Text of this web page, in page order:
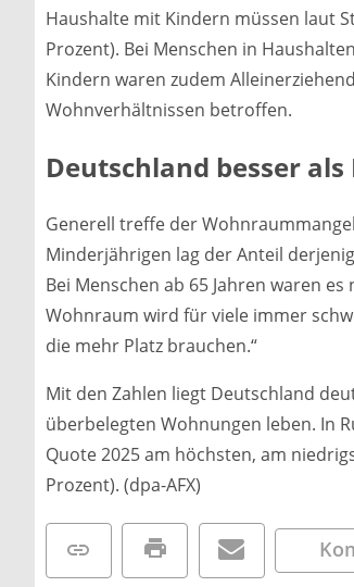
Haushalte mit Kindern müssen laut
Prozent). Bei Menschen in
Kindern waren zudem
Wohnverhältnissen betroffen.
Deutschland besser als
Generell treffe der
Minderjährigen lag der Anteil
Bei Menschen ab 65 Jahren waren
Wohnraum wird für viele immer
die mehr Platz brauchen.“
Mit den Zahlen liegt Deutschland
überbelegten Wohnungen leben. In
Quote 2025 am höchsten, am
Prozent). (dpa-AFX)